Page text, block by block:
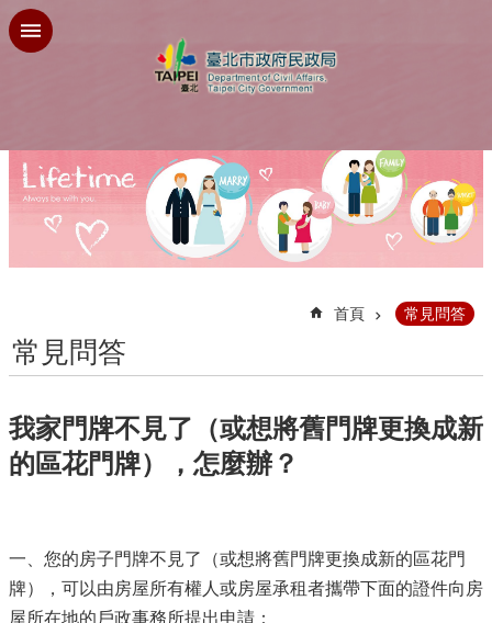
跳到主要內容區塊
首頁 常見問答
常見問答
我家門牌不見了（或想將舊門牌更換成新
的區花門牌），怎麼辦？
一、您的房子門牌不見了（或想將舊門牌更換成新的區花門
牌），可以由房屋所有權人或房屋承租者攜帶下面的證件向房
屋所在地的戶政事務所提出申請：